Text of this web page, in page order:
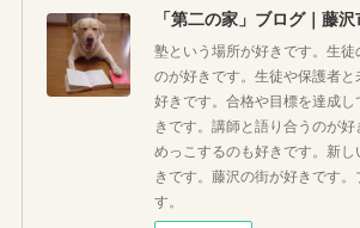
塾という場所が好きです。生
のが好きです。生徒や保護者
好きです。合格や目標を達成
きです。講師と語り合うのが
めっこするのも好きです。新
きです。藤沢の街が好きです
す。